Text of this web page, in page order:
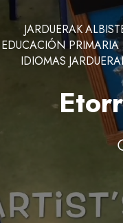
JARDUERAK
EDUCACIÓN PRIMARIA
IDIOMAS